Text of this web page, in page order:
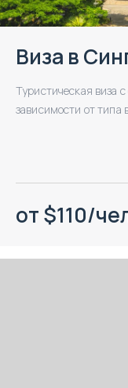
Виза в
Туристическая виза
зависимости от типа
от $110/